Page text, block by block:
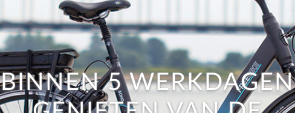
BINNEN 5 WERKDAGEN